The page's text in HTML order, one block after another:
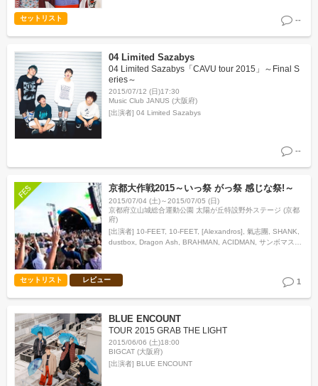
セットリスト --
04 Limited Sazabys
04 Limited Sazabys「CAVU tour 2015」～Final S
eries～
2015/07/12 (日)17:30
Music Club JANUS (大阪府)
[出演者] 04 Limited Sazabys
--
京都大作戦2015～いっ祭 がっ祭 感じな祭!～
2015/07/04 (土)～2015/07/05 (日)
京都府立山城総合運動公園 太陽が丘特設野外ステージ (京都
府)
[出演者] 10-FEET, 10-FEET, [Alexandros], 氣志團, SHANK,
dustbox, Dragon Ash, BRAHMAN, ACIDMAN, サンボマスタ
セットリスト レビュー 1
BLUE ENCOUNT
TOUR 2015 GRAB THE LIGHT
2015/06/06 (土)18:00
BIGCAT (大阪府)
[出演者] BLUE ENCOUNT